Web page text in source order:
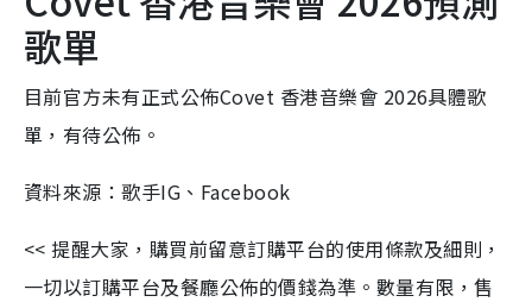
歌單
目前官方未有正式公佈Covet 香港音樂會 2026具體歌
單，有待公佈。
資料來源：歌手IG、Facebook
<< 提醒大家，購買前留意訂購平台的使用條款及細則，
一切以訂購平台及餐廳公佈的價錢為準。數量有限，售